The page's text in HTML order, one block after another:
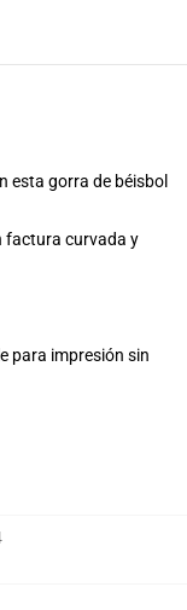
esta gorra de béisbol
factura curvada y
para impresión sin